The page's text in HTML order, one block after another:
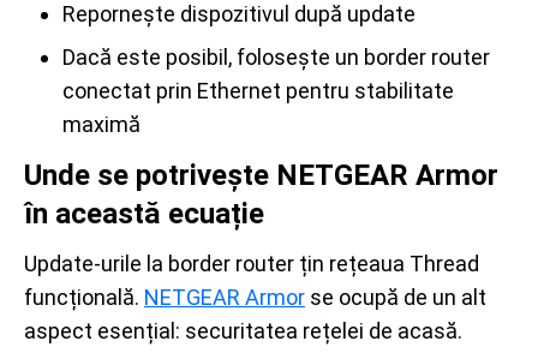
Repornește dispozitivul după update
Dacă este posibil, folosește un border router
conectat prin Ethernet pentru stabilitate
maximă
Unde se potrivește NETGEAR Armor
în această ecuație
Update-urile la border router țin rețeaua Thread
funcțională. NETGEAR Armor se ocupă de un alt
aspect esențial: securitatea rețelei de acasă.